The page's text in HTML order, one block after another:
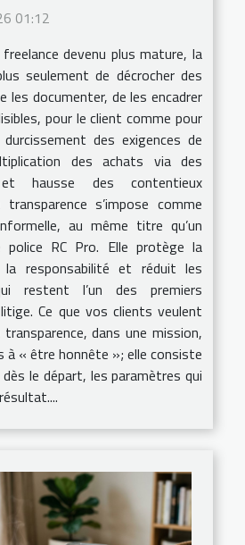
01:12
devenu plus mature, la
seulement de décrocher des
les documenter, de les encadrer
pour le client comme pour
durcissement des exigences de
des achats via des
et hausse des contentieux
s’impose comme
au même titre qu’un
police RC Pro. Elle protège la
la responsabilité et réduit les
restent l’un des premiers
Ce que vos clients veulent
dans une mission,
à « être honnête »; elle consiste
le départ, les paramètres qui